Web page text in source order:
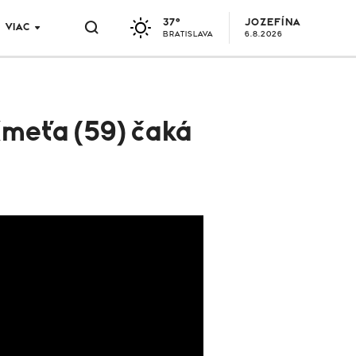
VIAC 37°
BRATISLAVA
JOZEFÍNA
6.8.2026
(59) čaká